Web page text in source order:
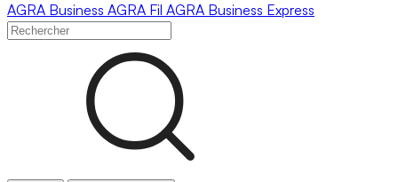
AGRA Business AGRA Fil AGRA Business Express